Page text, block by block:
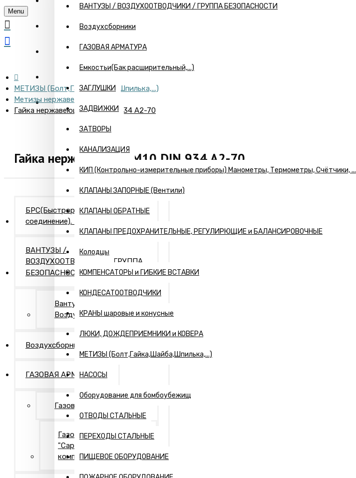
ВАНТУЗЫ / ВОЗДУХООТВОДЧИКИ / ГРУППА БЕЗОПАСНОСТИ
Воздухсборники
ГАЗОВАЯ АРМАТУРА
Емкостьи(Бак расширительный,...)
ЗАГЛУШКИ
ЗАДВИЖКИ
ЗАТВОРЫ
КАНАЛИЗАЦИЯ
КИП (Контрольно-измерительные приборы) Манометры, Термометры, Счётчики, ...
КЛАПАНЫ ЗАПОРНЫЕ (Вентили)
КЛАПАНЫ ОБРАТНЫЕ
КЛАПАНЫ ПРЕДОХРАНИТЕЛЬНЫЕ, РЕГУЛИРЮЩИЕ и БАЛАНСИРОВОЧНЫЕ
Колодцы
КОМПЕНСАТОРЫ и ГИБКИЕ ВСТАВКИ
КОНДЕСАТООТВОДЧИКИ
КРАНЫ шаровые и конусные
ЛЮКИ, ДОЖДЕПРИЕМНИКИ и КОВЕРА
МЕТИЗЫ (Болт,Гайка,Шайба,Шпилька,...)
НАСОСЫ
Оборудование для бомбоубежищ
ОТВОДЫ СТАЛЬНЫЕ
ПЕРЕХОДЫ СТАЛЬНЫЕ
ПИЩЕВОЕ ОБОРУДОВАНИЕ
О КОМПАНИИ
ИНФОРМАЦИЯ
КОНТАКТЫ
Menu
МЕТИЗЫ (Болт,Гайка,Шайба,Шпилька,...)
Метизы нержавеющие
Гайка нержавеющая М10 DIN 934 A2-70
Гайка нержавеющая М10 DIN 934 A2-70
БРС(Быстроразъемное
соединение). Камлоки
ВАНТУЗЫ /
ВОЗДУХООТВОДЧИКИ / ГРУППА
БЕЗОПАСНОСТИ
Вантузы и
Воздухоотводчики
Воздухсборники
ГАЗОВАЯ АРМАТУРА
Газовая арматура
Газовая арматура
"Саратовская газовая
компания"